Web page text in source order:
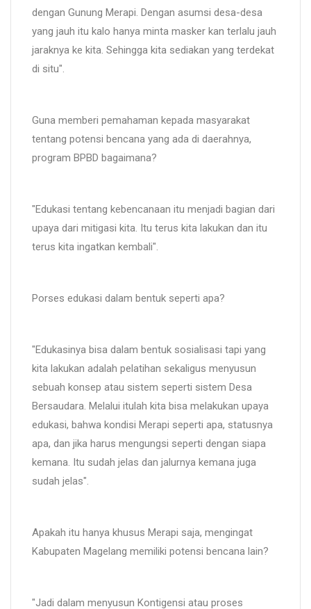
dengan Gunung Merapi. Dengan asumsi desa-desa
yang jauh itu kalo hanya minta masker kan terlalu jauh
jaraknya ke kita. Sehingga kita sediakan yang terdekat
di situ".
Guna memberi pemahaman kepada masyarakat
tentang potensi bencana yang ada di daerahnya,
program BPBD bagaimana?
"Edukasi tentang kebencanaan itu menjadi bagian dari
upaya dari mitigasi kita. Itu terus kita lakukan dan itu
terus kita ingatkan kembali".
Porses edukasi dalam bentuk seperti apa?
"Edukasinya bisa dalam bentuk sosialisasi tapi yang
kita lakukan adalah pelatihan sekaligus menyusun
sebuah konsep atau sistem seperti sistem Desa
Bersaudara. Melalui itulah kita bisa melakukan upaya
edukasi, bahwa kondisi Merapi seperti apa, statusnya
apa, dan jika harus mengungsi seperti dengan siapa
kemana. Itu sudah jelas dan jalurnya kemana juga
sudah jelas".
Apakah itu hanya khusus Merapi saja, mengingat
Kabupaten Magelang memiliki potensi bencana lain?
"Jadi dalam menyusun Kontigensi atau proses